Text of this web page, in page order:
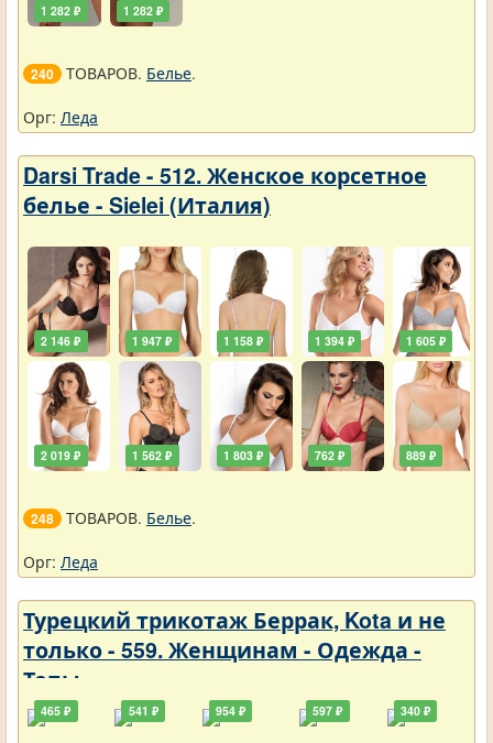
1 282 ₽ 1 282 ₽
240 ТОВАРОВ. Белье.
Орг: Леда
Darsi Trade - 512. Женское корсетное
белье - Sielei (Италия)
2 146 ₽
2 019 ₽
1 947 ₽
1 562 ₽
1 158 ₽
1 803 ₽
1 394 ₽
762 ₽
1 605 ₽
889 ₽
248 ТОВАРОВ. Белье.
Орг: Леда
Турецкий трикотаж Беррак, Kota и не
только - 559. Женщинам - Одежда -
Топы
465 ₽ 541 ₽ 954 ₽ 597 ₽ 340 ₽